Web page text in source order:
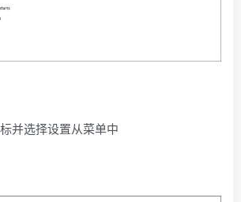
并选择设置从菜单中